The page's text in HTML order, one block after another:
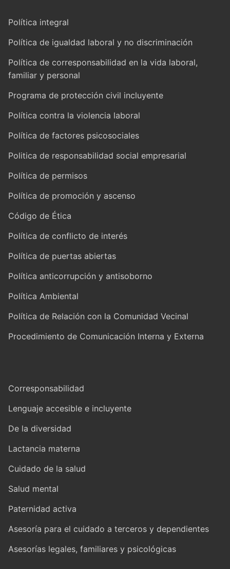
Política integral
Política de igualdad laboral y no discriminación
Política de corresponsabilidad en la vida laboral,
familiar y personal
Programa de protección civil incluyente
Política contra la violencia laboral
Política de factores psicosociales
Politica de responsabilidad social empresarial
Política de permisos
Política de promoción y ascenso
Código de Ética
Política de conflicto de interés
Política de puertas abiertas
Política anticorrupción y antisoborno
Política Ambiental
Política de Relación con la Comunidad Vecinal
Procedimiento de Comunicación Interna y Externa
Corresponsabilidad
Lenguaje accesible e incluyente
De la diversidad
Lactancia materna
Cuidado de la salud
Salud mental
Paternidad activa
Asesoría para el cuidado a terceros y dependientes
Asesorías legales, familiares y psicológicas